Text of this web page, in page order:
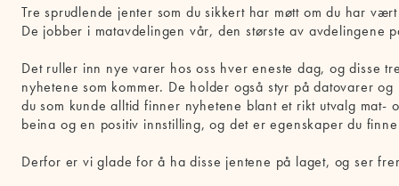
Tre sprudlende jenter som du sikkert har møtt om du har
De jobber i matavdelingen vår, den største av avdelingene
Det ruller inn nye varer hos oss hver eneste dag, og disse
nyhetene som kommer. De holder også styr på datovarer
du som kunde alltid finner nyhetene blant et rikt utvalg
beina og en positiv innstilling, og det er egenskaper du
Derfor er vi glade for å ha disse jentene på laget, og ser